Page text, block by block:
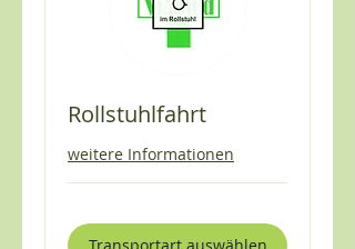
Rollstuhlfahrt
weitere Informationen